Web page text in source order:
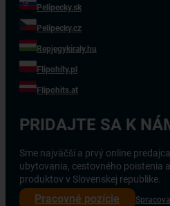
Pelipecky.sk
Pelipecky.cz
Repjegykiraly.hu
Flipohity.pl
Flipohits.at
PRIDAJTE SA K
Sme najväčší a prvý online
ubytovania, cestovného poistenia
produktov v Slovenskej republike.
Pracovné pozície